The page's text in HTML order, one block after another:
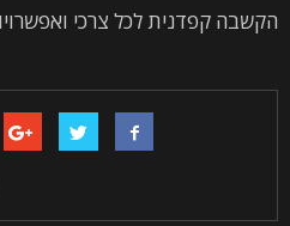
הקשבה קפדנית לכל צרכי